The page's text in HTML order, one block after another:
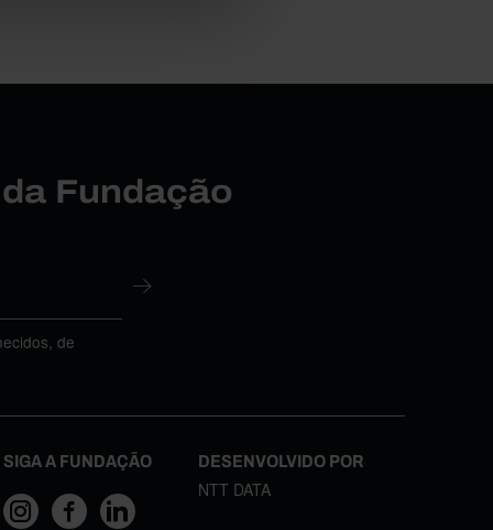
Fundação
de
SIGA A FUNDAÇÃO DESENVOLVIDO POR
NTT DATA